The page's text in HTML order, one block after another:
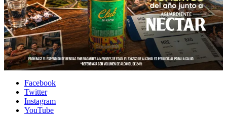
Facebook
Twitter
Instagram
YouTube